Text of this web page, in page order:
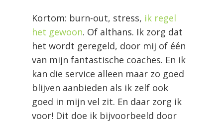
Kortom: burn-out, stress, ik regel
het gewoon. Of althans. Ik zorg dat
het wordt geregeld, door mij of één
van mijn fantastische coaches. En ik
kan die service alleen maar zo goed
blijven aanbieden als ik zelf ook
goed in mijn vel zit. En daar zorg ik
voor! Dit doe ik bijvoorbeeld door